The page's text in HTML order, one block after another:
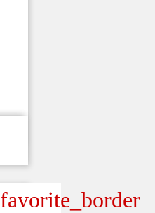
favorite_border